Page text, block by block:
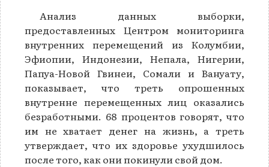
Анализ данных выборки,
предоставленных Центром мониторинга
внутренних перемещений из Колумбии,
Эфиопии, Индонезии, Непала, Нигерии,
Папуа-Новой Гвинеи, Сомали и Вануату,
показывает, что треть опрошенных
внутренне перемещенных лиц оказались
безработными. 68 процентов говорят, что
им не хватает денег на жизнь, а треть
утверждает, что их здоровье ухудшилось
после того, как они покинули свой дом.